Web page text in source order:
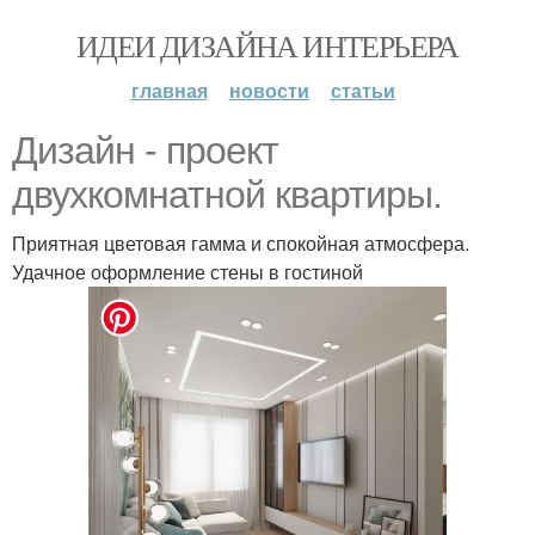
ИДЕИ ДИЗАЙНА ИНТЕРЬЕРА
главная новости статьи
Дизайн - проект
двухкомнатной квартиры.
Приятная цветовая гамма и спокойная атмосфера.
Удачное оформление стены в гостиной